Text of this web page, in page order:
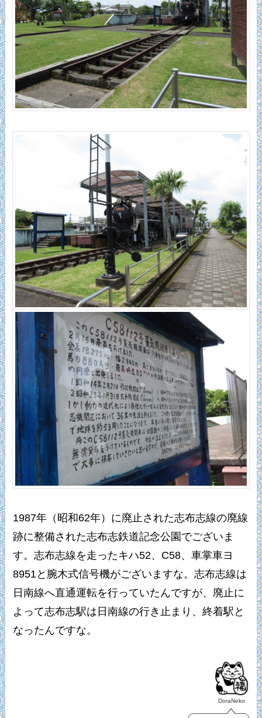
1987年（昭和62年）に廃止された志布志線の廃線
跡に整備された志布志鉄道記念公園でございま
す。志布志線を走ったキハ52、C58、車掌車ヨ
8951と腕木式信号機がございますな。志布志線は
日南線へ直通運転を行っていたんですが、廃止に
よって志布志駅は日南線の行き止まり、終着駅と
なったんですな。
DoraNeko